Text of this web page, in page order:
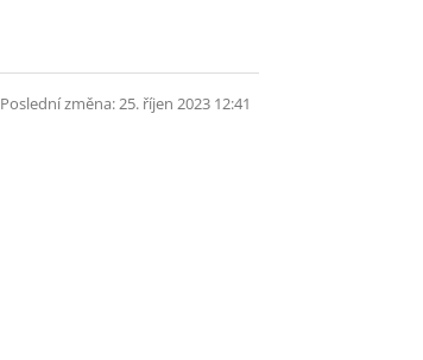
Poslední změna: 25. říjen 2023 12:41